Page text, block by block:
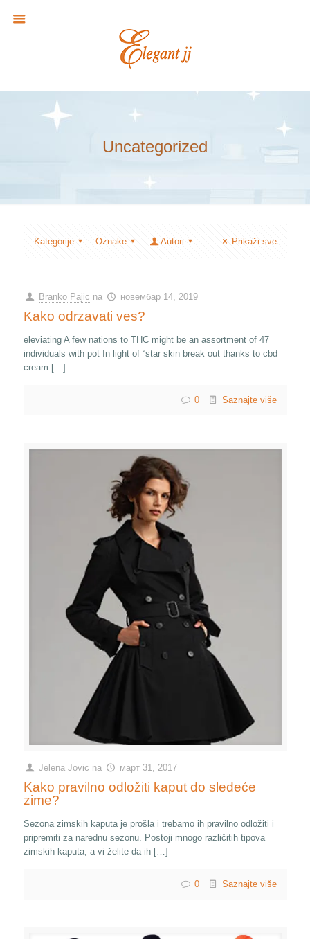
Uncategorized
Kategorije Oznake Autori Prikaži sve
Branko Pajic na новембар 14, 2019
Kako odrzavati ves?
eleviating A few nations to THC might be an assortment of 47
individuals with pot In light of “star skin break out thanks to cbd
cream […]
0 Saznajte više
Jelena Jovic na март 31, 2017
Kako pravilno odložiti kaput do sledeće
zime?
Sezona zimskih kaputa je prošla i trebamo ih pravilno odložiti i
pripremiti za narednu sezonu. Postoji mnogo različitih tipova
zimskih kaputa, a vi želite da ih […]
0 Saznajte više